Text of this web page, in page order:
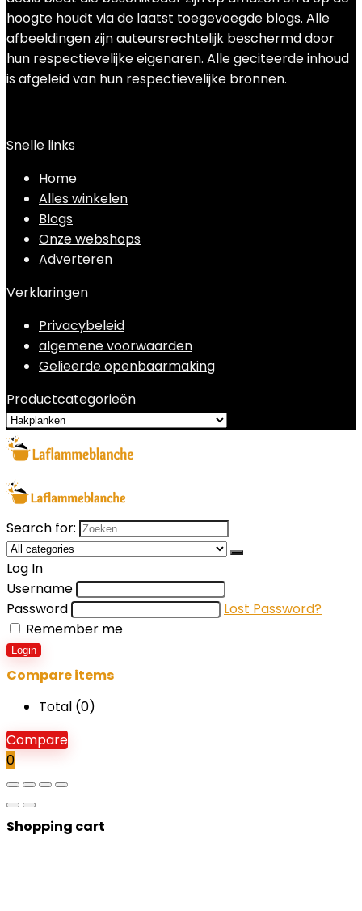
hoogte houdt via de laatst toegevoegde blogs. Alle
afbeeldingen zijn auteursrechtelijk beschermd door
hun respectievelijke eigenaren. Alle geciteerde inhoud
is afgeleid van hun respectievelijke bronnen.
Snelle links
Home
Alles winkelen
Blogs
Onze webshops
Adverteren
Verklaringen
Privacybeleid
algemene voorwaarden
Gelieerde openbaarmaking
Productcategorieën
Search for:
Log In
Username
Password
Lost Password?
Remember me
Login
Compare items
Total (0)
Compare
0
Shopping cart